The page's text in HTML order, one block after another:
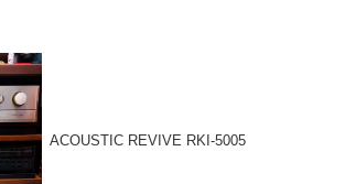
ACOUSTIC REVIVE RKI-5005